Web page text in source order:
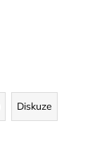
Diskuze